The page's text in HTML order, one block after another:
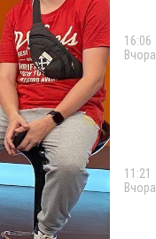
16:06
Вчора
11:21
Вчора